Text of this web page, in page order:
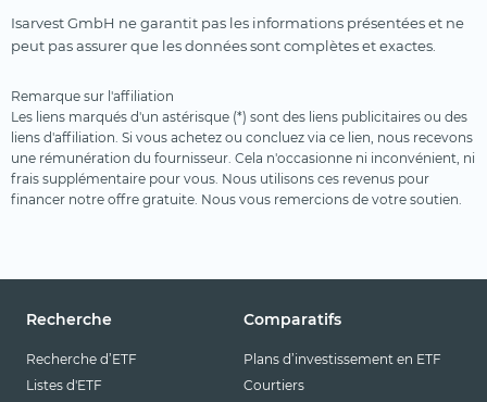
Isarvest GmbH ne garantit pas les informations présentées et ne
peut pas assurer que les données sont complètes et exactes.
Remarque sur l'affiliation
Les liens marqués d'un astérisque (*) sont des liens publicitaires ou des
liens d'affiliation. Si vous achetez ou concluez via ce lien, nous recevons
une rémunération du fournisseur. Cela n'occasionne ni inconvénient, ni
frais supplémentaire pour vous. Nous utilisons ces revenus pour
financer notre offre gratuite. Nous vous remercions de votre soutien.
Recherche
Recherche d’ETF
Listes d'ETF
Comparatifs
Plans d’investissement en ETF
Courtiers